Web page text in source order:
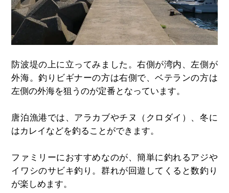
防波堤の上に立ってみました。右側が湾内、左側が
外海。釣りビギナーの方は右側で、ベテランの方は
左側の外海を狙うのが定番となっています。
唐泊漁港では、アラカブやチヌ（クロダイ）、冬に
はカレイなどを釣ることができます。
ファミリーにおすすめなのが、簡単に釣れるアジや
イワシのサビキ釣り。群れが回遊してくると数釣り
が楽しめます。